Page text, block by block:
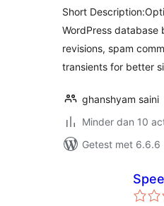
Short
WordPress database
revisions, spam
transients for better
ghanshyam saini
Minder dan 10
Getest met 6.6.6